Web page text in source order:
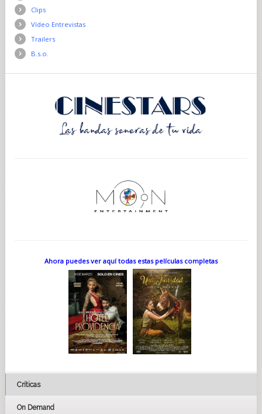
Clips
Vídeo Entrevistas
Trailers
B.s.o.
Ahora puedes ver aquí todas estas películas completas
Críticas
On Demand